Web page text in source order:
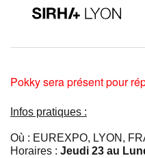
Pokky sera présent pour
Infos pratiques :
Où : EUREXPO, LYON,
Horaires : Jeudi 23 au